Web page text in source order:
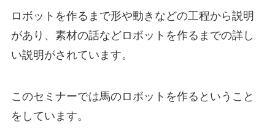
ロボットを作るまで形や動きなどの工程から説明
があり、素材の話などロボットを作るまでの詳し
い説明がされています。
このセミナーでは馬のロボットを作るということ
をしています。